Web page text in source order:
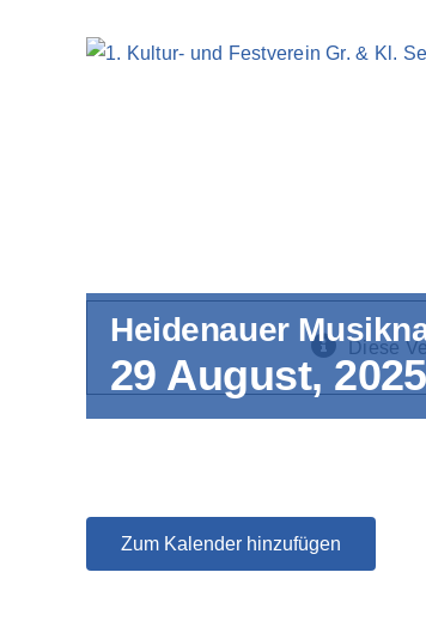
Diese
Heidenauer
29 August,
Zum Kalender hinzufügen